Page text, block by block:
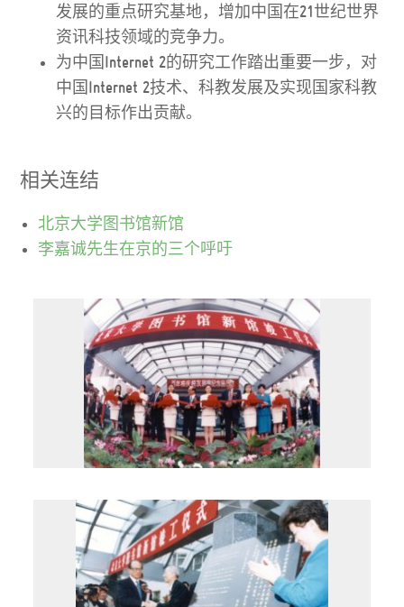
发展的重点研究基地，增加中国在21世纪世界
资讯科技领域的竞争力。
为中国Internet 2的研究工作踏出重要一步，对
中国Internet 2技术、科教发展及实现国家科教
兴的目标作出贡献。
相关连结
北京大学图书馆新馆
李嘉诚先生在京的三个呼吁